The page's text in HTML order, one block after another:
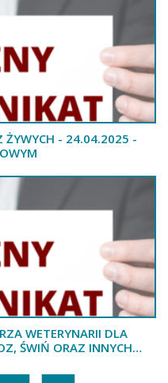
ŻYWYCH - 24.04.2025 -
WETERYNARII DLA
ŚWIŃ ORAZ INNYCH